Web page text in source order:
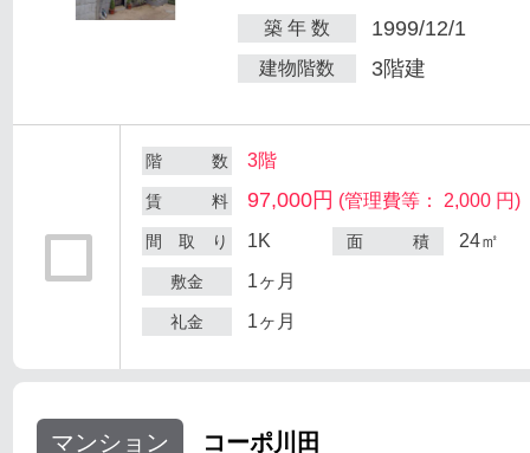
築 年 数 1999/12/1
建物階数 3階建
階 数 3階
賃 料 97,000円 (管理費等： 2,000 円)
間 取 り 1K 面 積 24㎡
敷金 1ヶ月
礼金 1ヶ月
マンション コーポ川田